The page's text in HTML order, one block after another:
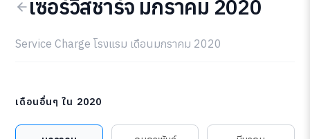
เซอร์วิสชาร์จ มกราคม 2020
Service Charge โรงแรม เดือนมกราคม 2020
เดือนอื่นๆ ใน 2020